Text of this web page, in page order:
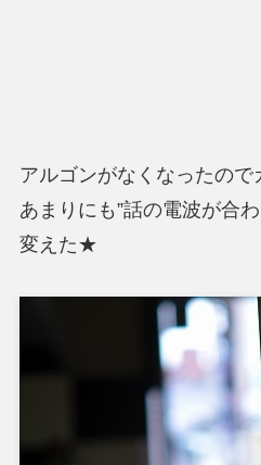
アルゴンがなくなったので
あまりにも”話の電波が合
変えた★